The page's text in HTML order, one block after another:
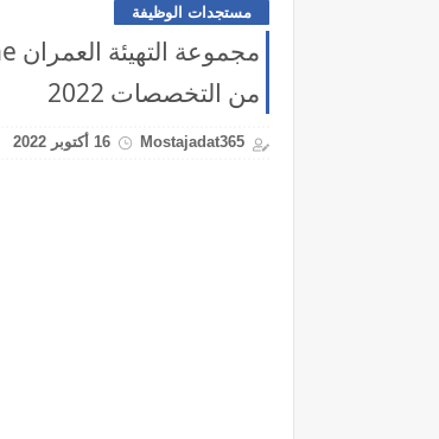
مستجدات الوظيفة
من التخصصات 2022
Mostajadat365 16 أكتوبر 2022